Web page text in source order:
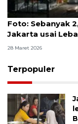
Foto
Foto: Sebanyak
Jakarta usai
28 Maret 2026
Terpopuler